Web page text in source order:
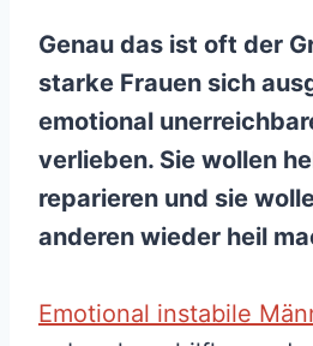
Genau das ist oft der
starke Frauen sich
emotional
verlieben. Sie wollen
reparieren und sie
anderen wieder heil
Emotional instabile